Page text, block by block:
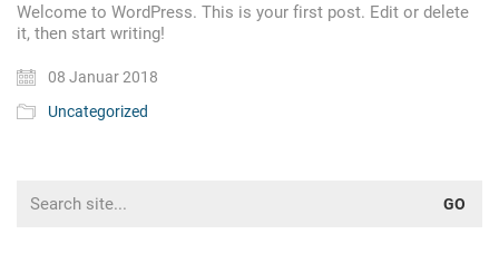
Welcome to WordPress. This is your first post. Edit or delete
it, then start writing!
08 Januar 2018
Uncategorized